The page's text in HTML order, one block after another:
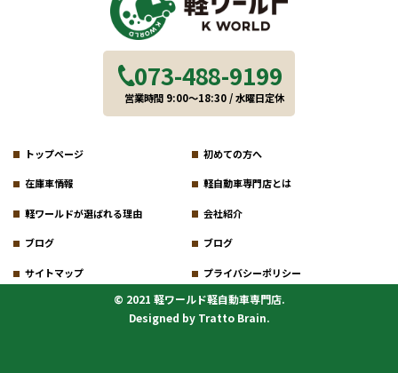
073-488-9199
営業時間 9:00～18:30 / 水曜日定休
トップページ 初めての方へ
在庫車情報 軽自動車専門店とは
軽ワールドが選ばれる理由 会社紹介
ブログ ブログ
サイトマップ プライバシーポリシー
© 2021 軽ワールド軽自動車専門店.
Designed by Tratto Brain.